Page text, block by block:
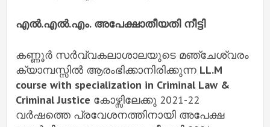
എൽ.എൽ.എം. അപേക്ഷാതീയതി നീട്ടി
കണ്ണൂർ സർവ്വകലാശാലയുടെ മഞ്ചേശ്വരം
ക്യാമ്പസ്സിൽ ആരംഭിക്കാനിരിക്കുന്ന LL.M
course with specialization in Criminal Law &
Criminal Justice കോഴ്സിലേക്കു 2021-22
വർഷത്തെ പ്രവേശനത്തിനായി അപേക്ഷ